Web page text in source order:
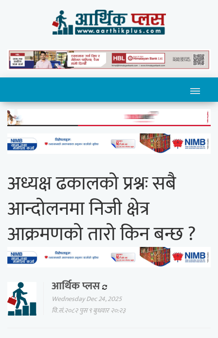
अध्यक्ष ढकालको प्रश्नः सबै
आन्दोलनमा निजी क्षेत्र
आक्रमणको तारो किन बन्छ ?
आर्थिक प्लस
Wednesday Dec 24, 2025
वि.सं.२०८२ पुस ९ बुधवार २०:२३